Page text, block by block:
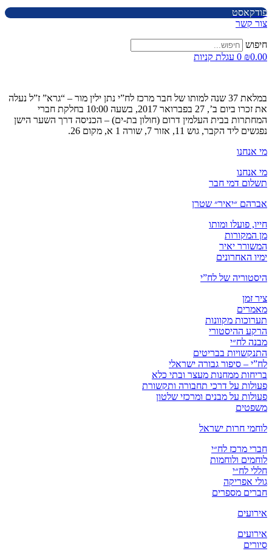
פודקאסט
צור קשר
חיפוש
₪0.00
0 עגלת קניות
במלאת 37 שנה למותו של חבר מרכז לח”י נתן ילין מור – “גרא” ז”ל נעלה
את זכרו ביום ב’, 27 בפברואר 2017, בשעה 10:00 בחלקת חברי
המחתרות בבית העלמין דרום (חולון בת-ים) – הכניסה דרך השער הישן
נפגשים ליד הקבר, גוש 11, אזור 7, שורה 1 א, מקום 26.
מי אנחנו
מי אנחנו
תשלום דמי חבר
אברהם ״יאיר״ שטרן
חייו, פועלו ומותו
מן המקורות
המשורר יאיר
ימיו האחרונים
היסטוריה של לח”י
ציר זמן
מאמרים
תערוכות מקוונות
הרקע ההיסטורי
מבנה לח״י
התנקשויות בבריטים
לח”י – סיפור גבורה ישראלי
בריחות ממחנות מעצר ובתי כלא
פעולות על דרכי תחבורה ותקשורת
פעולות על מבנים ומרכזי שלטון
משפטים
לוחמי חרות ישראל
חברי מרכז לח״י
לוחמים ולוחמות
חללי לח״י
גולי אפריקה
חברים מספרים
אירועים
אירועים
סיורים